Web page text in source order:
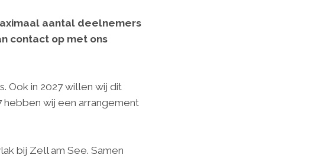
aantal deelnemers
contact op met ons
Ook in 2027 willen wij dit
hebben wij een arrangement
bij Zell am See. Samen